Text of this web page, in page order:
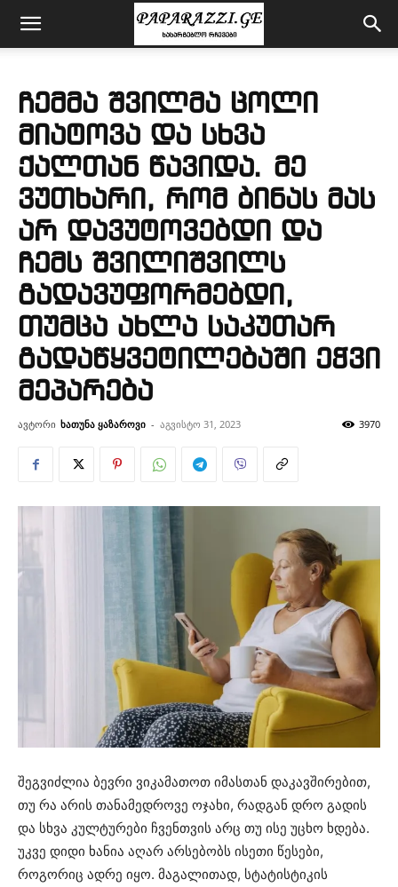
ჩემმა შვილმა ცოლი
მიატოვა და სხვა
ქალთან წავიდა. მე
ვუთხარი, რომ ბინას მას
არ დავუტოვებდი და
ჩემს შვილიშვილს
გადავუფორმებდი,
თუმცა ახლა საკუთარ
გადაწყვეტილებაში ეჭვი
მეპარება
ავტორი ხათუნა ყაზაროვი - აგვისტო 31, 2023 3970
შეგვიძლია ბევრი ვიკამათოთ იმასთან დაკავშირებით,
თუ რა არის თანამედროვე ოჯახი, რადგან დრო გადის
და სხვა კულტურები ჩვენთვის არც თუ ისე უცხო ხდება.
უკვე დიდი ხანია აღარ არსებობს ისეთი წესები,
როგორიც ადრე იყო. მაგალითად, სტატისტიკის